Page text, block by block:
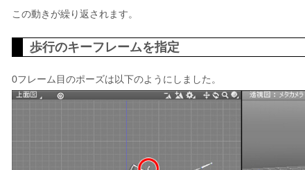
この動きが繰り返されます。
歩行のキーフレームを指定
0フレーム目のポーズは以下のようにしました。